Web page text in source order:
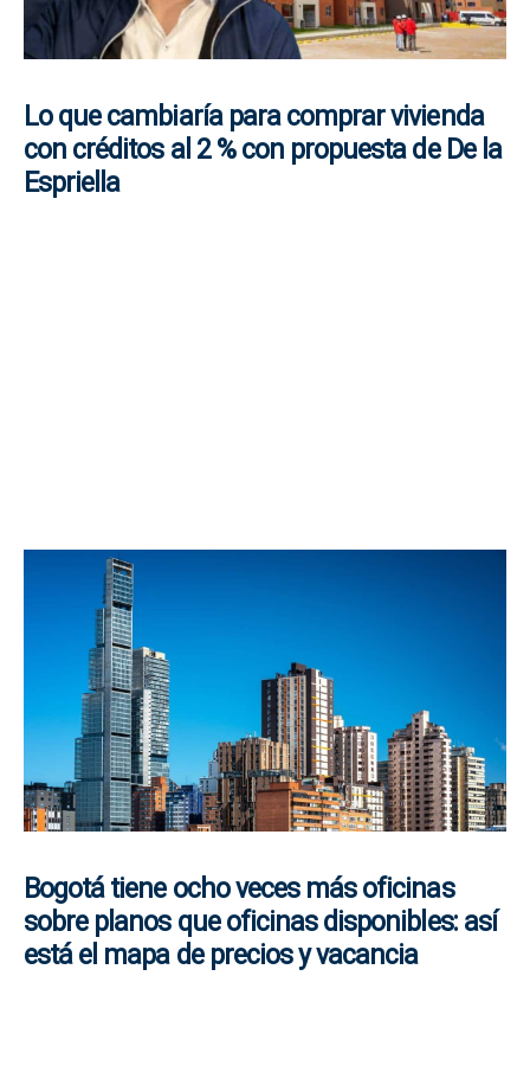
Lo que cambiaría para comprar vivienda
con créditos al 2 % con propuesta de De la
Espriella
Bogotá tiene ocho veces más oficinas
sobre planos que oficinas disponibles: así
está el mapa de precios y vacancia